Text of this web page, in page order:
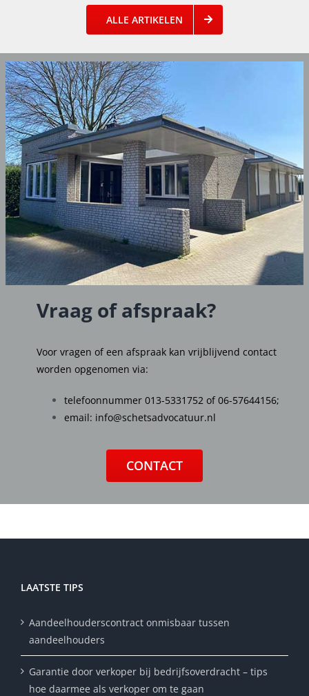
ALLE ARTIKELEN
Vraag of afspraak?
Voor vragen of een afspraak kan vrijblijvend contact
worden opgenomen via:
telefoonnummer 013-5331752of06-57644156;
email: info@schetsadvocatuur.nl
CONTACT
LAATSTE TIPS
Aandeelhouderscontract onmisbaar tussen
aandeelhouders
Garantie door verkoper bij bedrijfsoverdracht – tips
hoe daarmee als verkoper om te gaan